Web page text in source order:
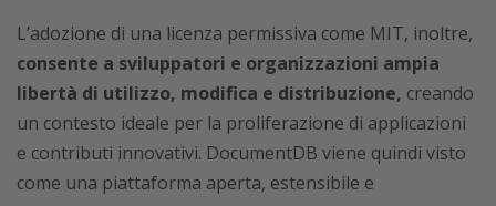
L’adozione di una licenza permissiva come MIT, inoltre,
consente a sviluppatori e organizzazioni ampia
libertà di utilizzo, modifica e distribuzione, creando
un contesto ideale per la proliferazione di applicazioni
e contributi innovativi. DocumentDB viene quindi visto
come una piattaforma aperta, estensibile e